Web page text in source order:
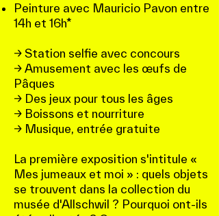
Peinture avec Mauricio Pavon entre
14h et 16h*
→ Station selfie avec concours
→ Amusement avec les œufs de
Pâques
→ Des jeux pour tous les âges
→ Boissons et nourriture
→ Musique, entrée gratuite
La première exposition s'intitule «
Mes jumeaux et moi » : quels objets
se trouvent dans la collection du
musée d'Allschwil ? Pourquoi ont-ils